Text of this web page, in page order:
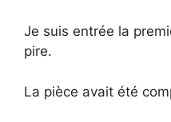
Je suis entrée la
pire.
La pièce avait été